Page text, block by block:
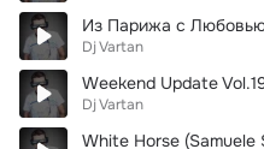
Из Парижа с
Dj Vartan
Weekend Update
Dj Vartan